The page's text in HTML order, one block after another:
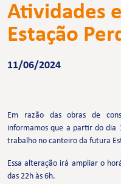
Atividades
Estação
11/06/2024
Em razão das obras de
informamos que a partir do dia
trabalho no canteiro da futura
Essa alteração irá ampliar o
das 22h às 6h.